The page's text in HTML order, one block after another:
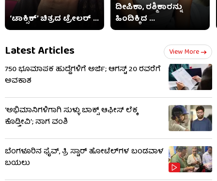
‘ಟಾಕ್ಸಿಕ್’ ಚಿತ್ರದ ಟ್ರೇಲರ್ ...
ದೀಪಿಕಾ, ರಶ್ಮಿಕಾರನ್ನು
ಹಿಂದಿಕ್ಕಿದ ...
Latest Articles View More
750 ಭೂಮಾಪಕ ಹುದ್ದೆಗಳಿಗೆ ಅರ್ಜಿ; ಆಗಸ್ಟ್ 20 ರವರೆಗೆ
ಅವಕಾಶ
‘ಅಭಿಮಾನಿಗಳಿಗಾಗಿ ಸುಳ್ಳು ಬಾಕ್ಸ್​ ಆಫೀಸ್​ ಲೆಕ್ಕ
ಕೊಡ್ತೀವಿ’; ನಾಗ ವಂಶಿ
ಬೆಂಗಳೂರಿನ ಫೈವ್, ತ್ರಿ ಸ್ಟಾರ್​​​​ ಹೋಟೆಲ್​​​​ಗಳ ಬಂಡವಾಳ
ಬಯಲು